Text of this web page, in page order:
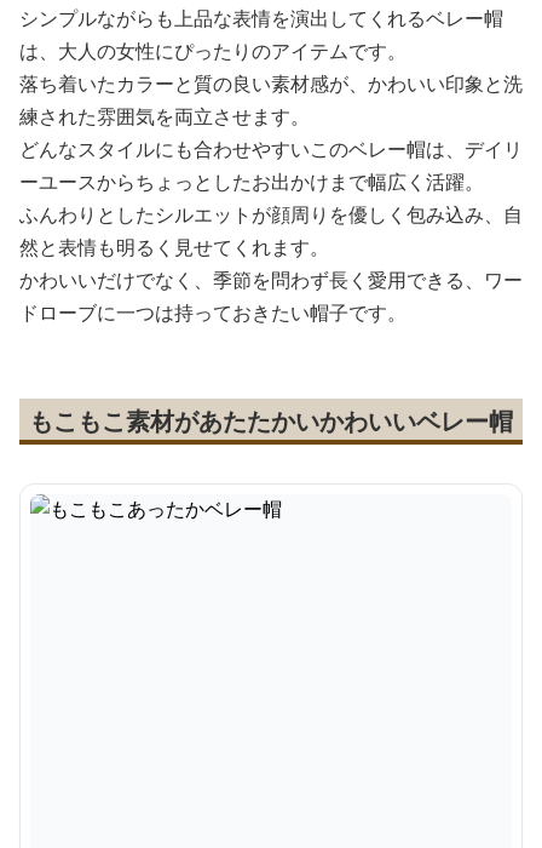
シンプルながらも上品な表情を演出してくれるベレー帽
は、大人の女性にぴったりのアイテムです。
落ち着いたカラーと質の良い素材感が、かわいい印象と洗
練された雰囲気を両立させます。
どんなスタイルにも合わせやすいこのベレー帽は、デイリ
ーユースからちょっとしたお出かけまで幅広く活躍。
ふんわりとしたシルエットが顔周りを優しく包み込み、自
然と表情も明るく見せてくれます。
かわいいだけでなく、季節を問わず長く愛用できる、ワー
ドローブに一つは持っておきたい帽子です。
もこもこ素材があたたかいかわいいベレー帽